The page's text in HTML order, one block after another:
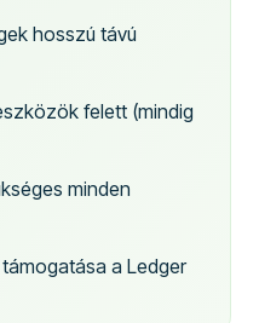
hosszú távú
felett (mindig
minden
a Ledger